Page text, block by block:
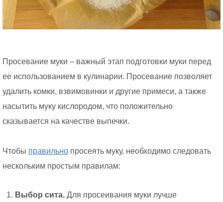
Просевание муки – важный этап подготовки муки перед
ее использованием в кулинарии. Просевание позволяет
удалить комки, взвимовинки и другие примеси, а также
насытить муку кислородом, что положительно
сказывается на качестве выпечки.
Чтобы правильно просеять муку, необходимо следовать
нескольким простым правилам:
Выбор сита. Для просеивания муки лучше